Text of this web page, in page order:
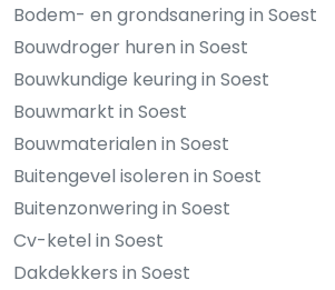
Bodem- en grondsanering in Soest
Bouwdroger huren in Soest
Bouwkundige keuring in Soest
Bouwmarkt in Soest
Bouwmaterialen in Soest
Buitengevel isoleren in Soest
Buitenzonwering in Soest
Cv-ketel in Soest
Dakdekkers in Soest